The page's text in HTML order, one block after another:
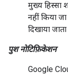
मुख्य हिस्सा
नहीं किया
दिखाया
पुश नोटिफ़िकेशन
Google